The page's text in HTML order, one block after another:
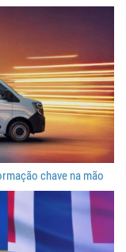
chave na mão